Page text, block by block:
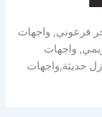
فرعوني, واجهات
واجهات
حديثة,واجهات